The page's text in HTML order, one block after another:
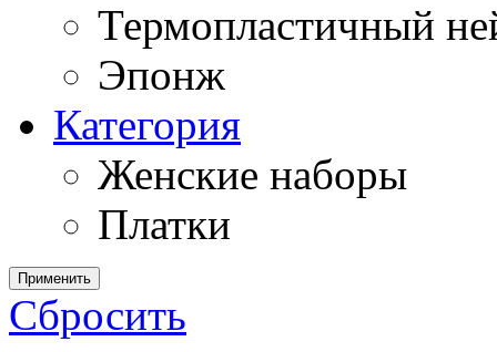
Термопластичный
Эпонж
Категория
Женские наборы
Платки
Применить
Сбросить